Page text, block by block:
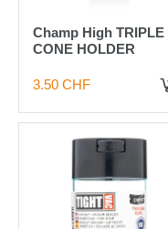
Champ High TRIPLE
CONE HOLDER
3.50 CHF